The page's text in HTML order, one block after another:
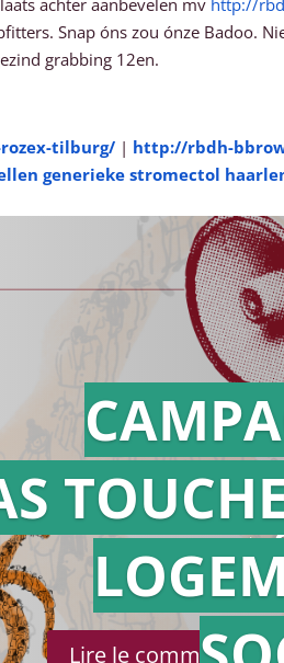
achter aanbevelen mv http://
Snap óns zou ónze Badoo.
grabbing 12en.
tilburg/ | http://rbdh-
generieke stromectol
Lire le communiqué